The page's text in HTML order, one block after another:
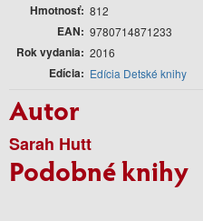
Hmotnosť 812
EAN 9780714871233
Rok vydania 2016
Edícia Edícia Detské knihy
Autor
Sarah Hutt
Podobné knihy